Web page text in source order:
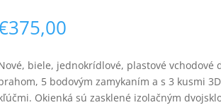
375,00
biele, jednokrídlové, plastové vchodové
5 bodovým zamykaním a s 3 kusmi
Okienká sú zasklené izolačným